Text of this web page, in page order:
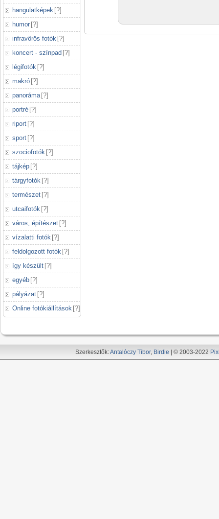
hangulatképek [?]
humor [?]
infravörös fotók [?]
koncert - színpad [?]
légifotók [?]
makró [?]
panoráma [?]
portré [?]
riport [?]
sport [?]
szociofotók [?]
tájkép [?]
tárgyfotók [?]
természet [?]
utcaifotók [?]
város, építészet [?]
vízalatti fotók [?]
feldolgozott fotók [?]
így készült [?]
egyéb [?]
pályázat [?]
Online fotókiállítások [?]
Szerkesztők:Antalóczy Tibor, Birdie | © 2003-2022